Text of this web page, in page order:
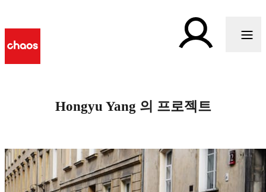
Hongyu Yang 의 프로젝트